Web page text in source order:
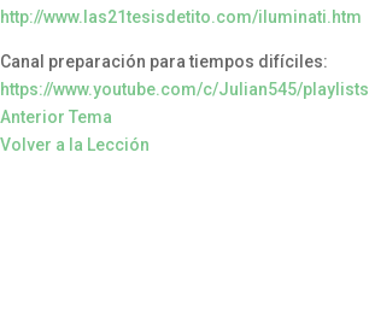
http://www.las21tesisdetito.com/iluminati.htm
Canal preparación para tiempos difíciles:
https://www.youtube.com/c/Julian545/playlists
Anterior Tema
Volver a la Lección